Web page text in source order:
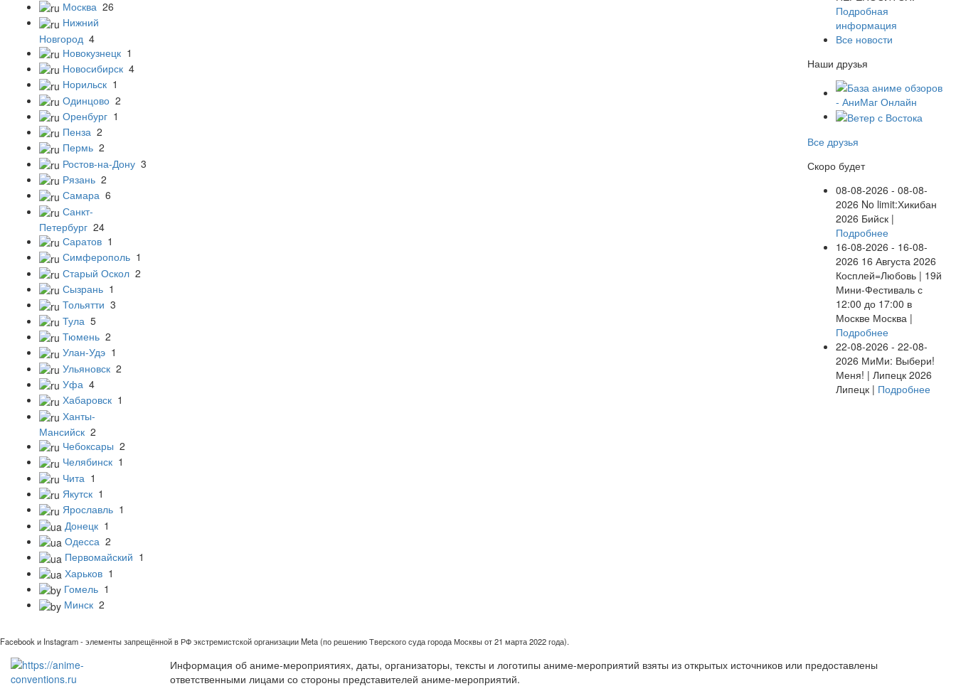
Москва 26
Нижний
Новгород 4
Новокузнецк 1
Новосибирск 4
Норильск 1
Одинцово 2
Оренбург 1
Пенза 2
Пермь 2
Ростов-на-Дону 3
Рязань 2
Самара 6
Санкт-
Петербург 24
Саратов 1
Симферополь 1
Старый Оскол 2
Сызрань 1
Тольятти 3
Тула 5
Тюмень 2
Улан-Удэ 1
Ульяновск 2
Уфа 4
Хабаровск 1
Ханты-
Мансийск 2
Чебоксары 2
Челябинск 1
Чита 1
Якутск 1
Ярославль 1
Донецк 1
Одесса 2
Первомайский 1
Харьков 1
Гомель 1
Минск 2
Подробная
информация
Все новости
Наши друзья
Все друзья
Скоро будет
08-08-2026 - 08-08-
2026 No limit:Хикибан
2026 Бийск |
Подробнее
16-08-2026 - 16-08-
2026 16 Августа 2026
Косплей=Любовь | 19й
Мини-Фестиваль с
12:00 до 17:00 в
Москве Москва |
Подробнее
22-08-2026 - 22-08-
2026 МиМи: Выбери!
Меня! | Липецк 2026
Липецк | Подробнее
Facebook и Instagram - элементы запрещённой в РФ экстремистской организации Meta (по решению Тверского суда города Москвы от 21 марта 2022 года).
Информация об аниме-мероприятиях, даты, организаторы, тексты и логотипы аниме-мероприятий взяты из открытых источников или предоставлены
ответственными лицами со стороны представителей аниме-мероприятий.